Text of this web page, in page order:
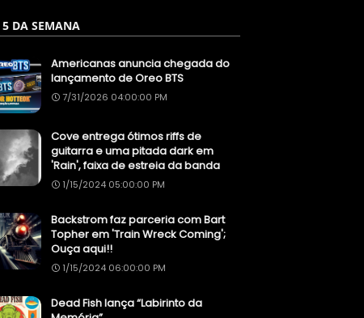
5 DA SEMANA
Americanas anuncia chegada do
lançamento de Oreo BTS
7/31/2026 04:00:00 PM
Cove entrega ótimos riffs de
guitarra e uma pitada dark em
'Rain', faixa de estreia da banda
1/15/2024 05:00:00 PM
Backstrom faz parceria com Bart
Topher em 'Train Wreck Coming';
Ouça aqui!!
1/15/2024 06:00:00 PM
Dead Fish lança “Labirinto da